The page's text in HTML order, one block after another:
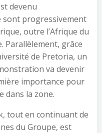
devenu
sont progressivement
outre l’Afrique du
Parallèlement, grâce
de Pretoria, un
va devenir
importance pour
dans la zone.
tout en continuant de
du Groupe, est